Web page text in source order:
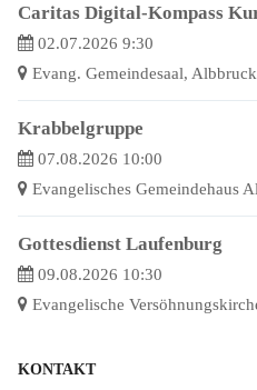
Caritas Digital-Kompass
02.07.2026 9:30
Evang. Gemeindesaal, Albbruck
Krabbelgruppe
07.08.2026 10:00
Evangelisches Gemeindehaus
Gottesdienst Laufenburg
09.08.2026 10:30
Evangelische
KONTAKT